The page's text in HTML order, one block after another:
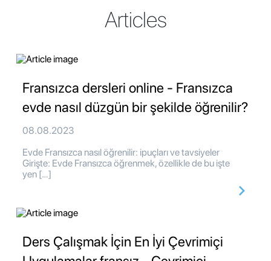
Articles
Fransızca dersleri online - Fransızca
evde nasıl düzgün bir şekilde öğrenilir?
08.08.2023
Evde Fransızca nasıl öğrenilir: ipuçları ve tavsiyeler
Girişte: Evde Fransızca öğrenmek, özellikle de bu işte
yen […]
Ders Çalışmak İçin En İyi Çevrimiçi